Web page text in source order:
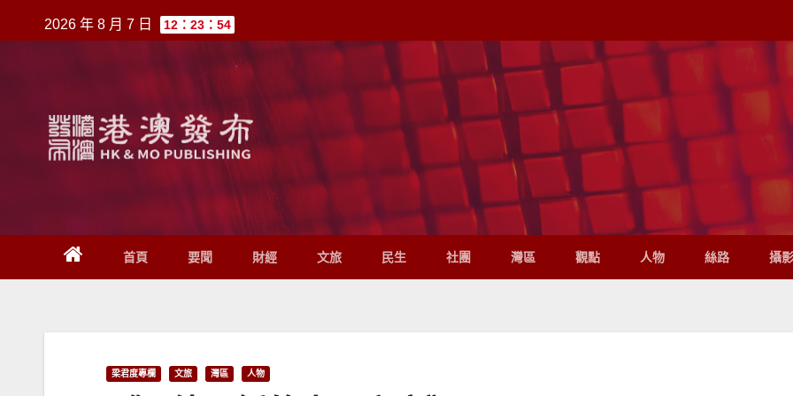
至
2026 年 8 月 7 日 12：23：54
首頁 要聞 財經 文旅 民生 社團 灣區 觀點 人物 絲路 攝
梁君度專欄 文旅 灣區 人物